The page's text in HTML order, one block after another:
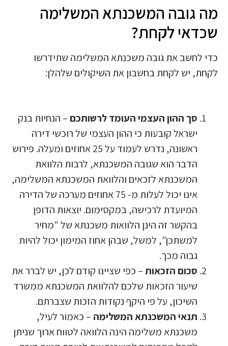
מה גובה המשכנתא המשלימה
שכדאי לקחת?
כדי לחשב את גובה משכנתא המשלימה שתידרשו
לקחת, יש לקחת בחשבון את השיקולים שלהלן:
סך ההון העצמי העומד לרשותכם– הנחיות בנק
ישראל קובעות כי ההון העצמי של רוכשי דירה
ראשונה, נדרש לעמוד על 25 אחוזים ומעלה. פירוש
הדבר הוא שגובה המשכנתא, לרבות הלוואת
המשכנתא לזכאים והלוואת המשכנתא המשלימה,
אינו יכול לעלות מ- 75 אחוזים מערכה של הדירה
המיועדת לרכישה, במקסימום. יוצאות הדופן
בהקשר זה הינן הלוואות משכנתא של "מחיר
למשתכן", למשל, שבהן אחוז המימון יכול להיות
גבוה מכך.
סכום הזכאות– כפי שציינו קודם לכן, יש לברר את
שיעור הזכאות שלכם להלוואת המשכנתא ממשרד
השיכון, על פי היקף נקודות הזכות שצברתם.
תנאי המשכנתא המשלימה– כאמור לעיל,
משכנתא משלימה הינה הלוואה לטווח ארוך שניתן